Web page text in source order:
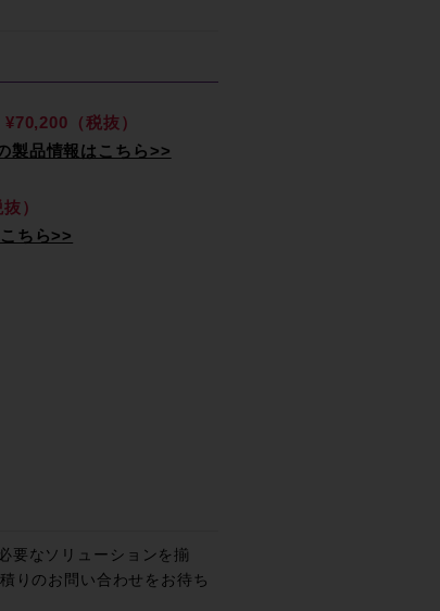
¥70,200（税抜）
製品情報はこちら>>
）
ちら>>
要なソリューションを揃
りのお問い合わせをお待ち